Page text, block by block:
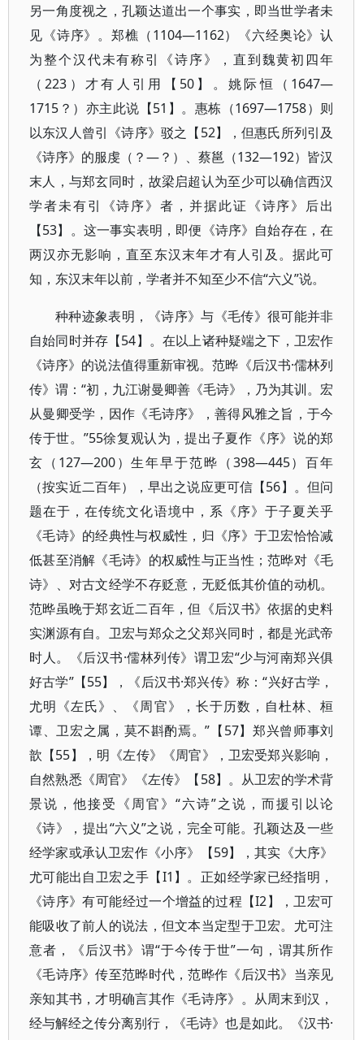
另一角度视之，孔颖达道出一个事实，即当世学者未
见《诗序》。郑樵（1104—1162）《六经奥论》认
为整个汉代未有称引《诗序》，直到魏黄初四年
（223）才有人引用【50】。姚际恒（1647—
1715？）亦主此说【51】。惠栋（1697—1758）则
以东汉人曾引《诗序》驳之【52】，但惠氏所列引及
《诗序》的服虔（？—？）、蔡邕（132—192）皆汉
末人，与郑玄同时，故梁启超认为至少可以确信西汉
学者未有引《诗序》者，并据此证《诗序》后出
【53】。这一事实表明，即便《诗序》自始存在，在
两汉亦无影响，直至东汉末年才有人引及。据此可
知，东汉末年以前，学者并不知至少不信“六义”说。
种种迹象表明，《诗序》与《毛传》很可能并非
自始同时并存【54】。在以上诸种疑端之下，卫宏作
《诗序》的说法值得重新审视。范晔《后汉书·儒林列
传》谓：“初，九江谢曼卿善《毛诗》，乃为其训。宏
从曼卿受学，因作《毛诗序》，善得风雅之旨，于今
传于世。”55徐复观认为，提出子夏作《序》说的郑
玄（127—200）生年早于范晔（398—445）百年
（按实近二百年），早出之说应更可信【56】。但问
题在于，在传统文化语境中，系《序》于子夏关乎
《毛诗》的经典性与权威性，归《序》于卫宏恰恰减
低甚至消解《毛诗》的权威性与正当性；范晔对《毛
诗》、对古文经学不存贬意，无贬低其价值的动机。
范晔虽晚于郑玄近二百年，但《后汉书》依据的史料
实渊源有自。卫宏与郑众之父郑兴同时，都是光武帝
时人。《后汉书·儒林列传》谓卫宏“少与河南郑兴俱
好古学”【55】，《后汉书·郑兴传》称：“兴好古学，
尤明《左氏》、《周官》，长于历数，自杜林、桓
谭、卫宏之属，莫不斟酌焉。”【57】郑兴曾师事刘
歆【55】，明《左传》《周官》，卫宏受郑兴影响，
自然熟悉《周官》《左传》【58】。从卫宏的学术背
景说，他接受《周官》“六诗”之说，而援引以论
《诗》，提出“六义”之说，完全可能。孔颖达及一些
经学家或承认卫宏作《小序》【59】，其实《大序》
尤可能出自卫宏之手【I1】。正如经学家已经指明，
《诗序》有可能经过一个增益的过程【I2】，卫宏可
能吸收了前人的说法，但文本当定型于卫宏。尤可注
意者，《后汉书》谓“于今传于世”一句，谓其所作
《毛诗序》传至范晔时代，范晔作《后汉书》当亲见
亲知其书，才明确言其作《毛诗序》。从周末到汉，
经与解经之传分离别行，《毛诗》也是如此。《汉书·